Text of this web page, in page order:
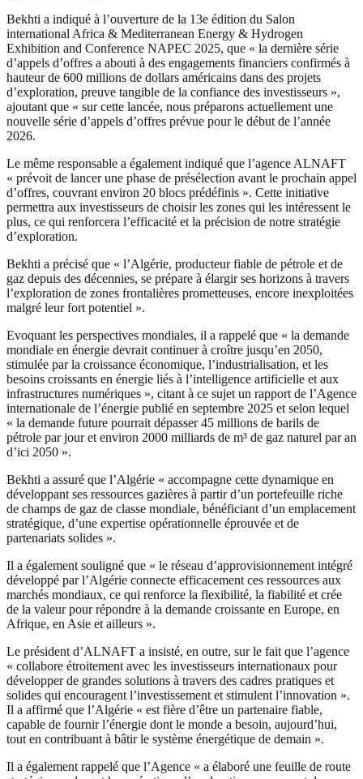
Bekhti a indiqué à l’ouverture de la 13e édition du Salon
international Africa & Mediterranean Energy & Hydrogen
Exhibition and Conference NAPEC 2025, que « la dernière série
d’appels d’offres a abouti à des engagements financiers confirmés à
hauteur de 600 millions de dollars américains dans des projets
d’exploration, preuve tangible de la confiance des investisseurs »,
ajoutant que « sur cette lancée, nous préparons actuellement une
nouvelle série d’appels d’offres prévue pour le début de l’année
2026.
Le même responsable a également indiqué que l’agence ALNAFT
« prévoit de lancer une phase de présélection avant le prochain appel
d’offres, couvrant environ 20 blocs prédéfinis ». Cette initiative
permettra aux investisseurs de choisir les zones qui les intéressent le
plus, ce qui renforcera l’efficacité et la précision de notre stratégie
d’exploration.
Bekhti a précisé que « l’Algérie, producteur fiable de pétrole et de
gaz depuis des décennies, se prépare à élargir ses horizons à travers
l’exploration de zones frontalières prometteuses, encore inexploitées
malgré leur fort potentiel ».
Evoquant les perspectives mondiales, il a rappelé que « la demande
mondiale en énergie devrait continuer à croître jusqu’en 2050,
stimulée par la croissance économique, l’industrialisation, et les
besoins croissants en énergie liés à l’intelligence artificielle et aux
infrastructures numériques », citant à ce sujet un rapport de l’Agence
internationale de l’énergie publié en septembre 2025 et selon lequel
« la demande future pourrait dépasser 45 millions de barils de
pétrole par jour et environ 2000 milliards de m³ de gaz naturel par an
d’ici 2050 ».
Bekhti a assuré que l’Algérie « accompagne cette dynamique en
développant ses ressources gazières à partir d’un portefeuille riche
de champs de gaz de classe mondiale, bénéficiant d’un emplacement
stratégique, d’une expertise opérationnelle éprouvée et de
partenariats solides ».
Il a également souligné que « le réseau d’approvisionnement intégré
développé par l’Algérie connecte efficacement ces ressources aux
marchés mondiaux, ce qui renforce la flexibilité, la fiabilité et crée
de la valeur pour répondre à la demande croissante en Europe, en
Afrique, en Asie et ailleurs ».
Le président d’ALNAFT a insisté, en outre, sur le fait que l’agence
« collabore étroitement avec les investisseurs internationaux pour
développer de grandes solutions à travers des cadres pratiques et
solides qui encouragent l’investissement et stimulent l’innovation ».
Il a affirmé que l’Algérie « est fière d’être un partenaire fiable,
capable de fournir l’énergie dont le monde a besoin, aujourd’hui,
tout en contribuant à bâtir le système énergétique de demain ».
Il a également rappelé que l’Agence « a élaboré une feuille de route